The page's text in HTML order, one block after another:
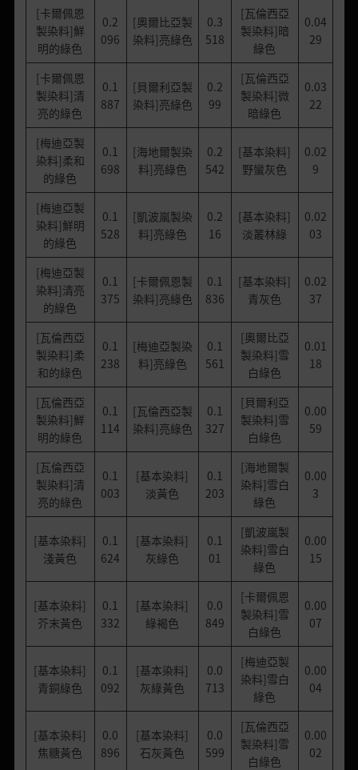
[卡爾佩恩
製染料]鮮
明的綠色
0.2
096
[奧爾比亞製
染料]亮綠色
0.3
518
[瓦倫西亞
製染料]暗
綠色
0.04
29
[卡爾佩恩
製染料]清
亮的綠色
0.1
887
[貝爾利亞製
染料]亮綠色
0.2
99
[瓦倫西亞
製染料]微
暗綠色
0.03
22
[梅迪亞製
染料]柔和
的綠色
0.1
698
[海地爾製染
料]亮綠色
0.2
542
[基本染料]
野蠻灰色
0.02
9
[梅迪亞製
染料]鮮明
的綠色
0.1
528
[凱波嵐製染
料]亮綠色
0.2
16
[基本染料]
淡叢林綠
0.02
03
[梅迪亞製
染料]清亮
的綠色
0.1
375
[卡爾佩恩製
染料]亮綠色
0.1
836
[基本染料]
青灰色
0.02
37
[瓦倫西亞
製染料]柔
和的綠色
0.1
238
[梅迪亞製染
料]亮綠色
0.1
561
[奧爾比亞
製染料]雪
白綠色
0.01
18
[瓦倫西亞
製染料]鮮
明的綠色
0.1
114
[瓦倫西亞製
染料]亮綠色
0.1
327
[貝爾利亞
製染料]雪
白綠色
0.00
59
[瓦倫西亞
製染料]清
亮的綠色
0.1
003
[基本染料]
淡黃色
0.1
203
[海地爾製
染料]雪白
綠色
0.00
3
[基本染料]
淺黃色
0.1
624
[基本染料]
灰綠色
0.1
01
[凱波嵐製
染料]雪白
綠色
0.00
15
[基本染料]
芥末黃色
0.1
332
[基本染料]
綠褐色
0.0
849
[卡爾佩恩
製染料]雪
白綠色
0.00
07
[基本染料]
青銅綠色
0.1
092
[基本染料]
灰綠黃色
0.0
713
[梅迪亞製
染料]雪白
綠色
0.00
04
[基本染料]
焦糖黃色
0.0
896
[基本染料]
石灰黃色
0.0
599
[瓦倫西亞
製染料]雪
白綠色
0.00
02